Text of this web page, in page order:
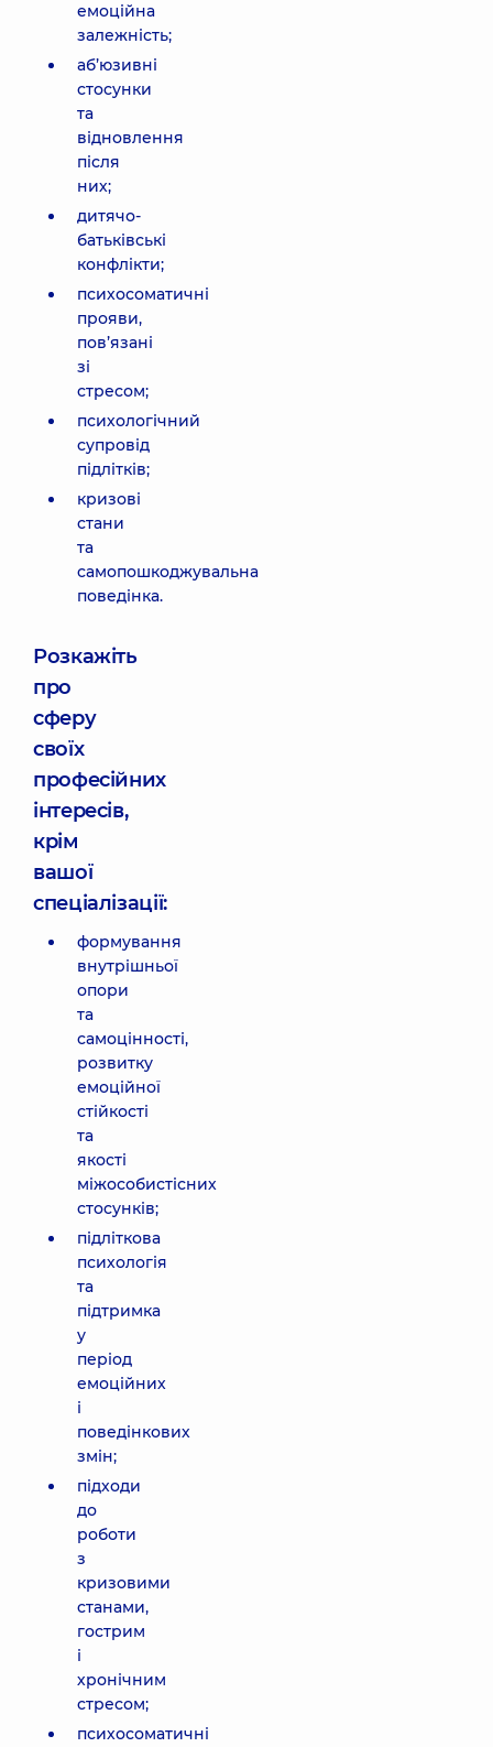
емоційна
залежність;
аб’юзивні
стосунки
та
відновлення
після
них;
дитячо-
батьківські
конфлікти;
психосоматичні
прояви,
пов’язані
зі
стресом;
психологічний
супровід
підлітків;
кризові
стани
та
самопошкоджувальна
поведінка.
Розкажіть
про
сферу
своїх
професійних
інтересів,
крім
вашої
спеціалізації:
формування
внутрішньої
опори
та
самоцінності,
розвитку
емоційної
стійкості
та
якості
міжособистісних
стосунків;
підліткова
психологія
та
підтримка
у
період
емоційних
і
поведінкових
змін;
підходи
до
роботи
з
кризовими
станами,
гострим
і
хронічним
стресом;
психосоматичні